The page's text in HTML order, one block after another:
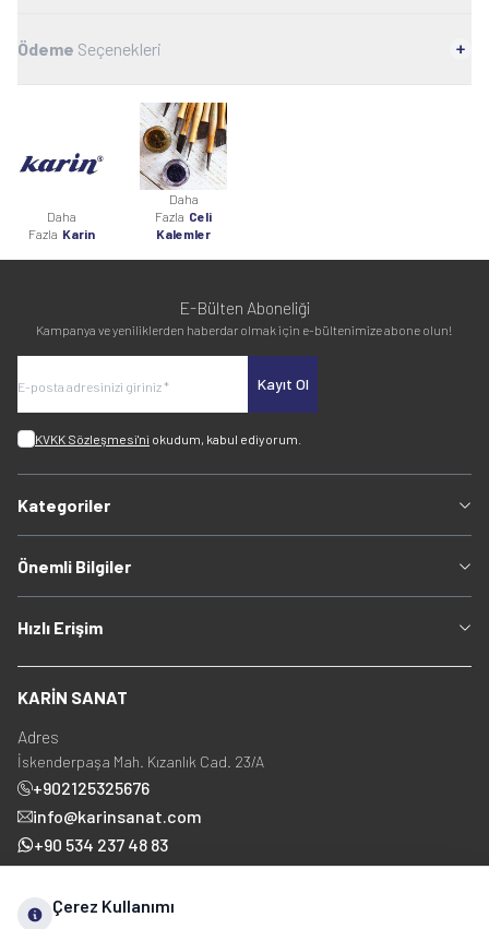
Ödeme Seçenekleri
Daha
Fazla Karin
Daha
Fazla Celi
Kalemler
E-Bülten Aboneliği
Kampanya ve yeniliklerden haberdar olmak için e-bültenimize abone olun!
Kayıt Ol
KVKK Sözleşmesi'ni okudum, kabul ediyorum.
Kategoriler
Önemli Bilgiler
Hızlı Erişim
KARİN SANAT
Adres
İskenderpaşa Mah. Kızanlık Cad. 23/A
+902125325676
info@karinsanat.com
+90 534 237 48 83
Çerez Kullanımı